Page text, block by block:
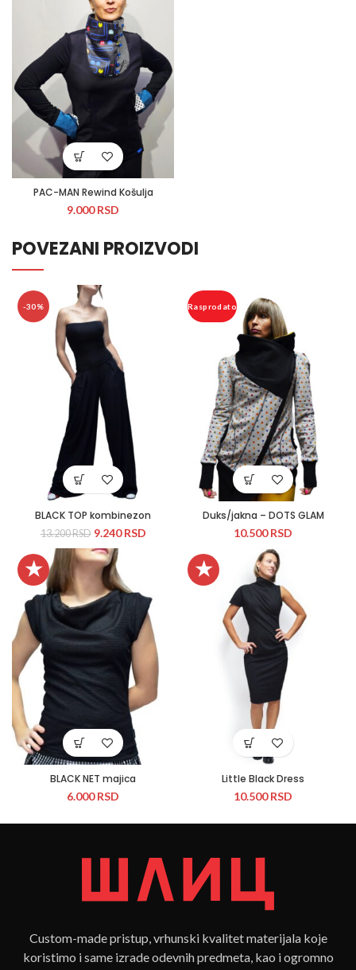
PAC-MAN Rewind Košulja
9.000RSD
POVEZANI PROIZVODI
-30%
BLACK TOP kombinezon
13.200RSD 9.240RSD
Rasprodato
Duks/jakna – DOTS GLAM
10.500RSD
★
BLACK NET majica
6.000RSD
★
Little Black Dress
10.500RSD
Custom-made pristup, vrhunski kvalitet materijala koje
koristimo i same izrade odevnih predmeta, kao i ogromno